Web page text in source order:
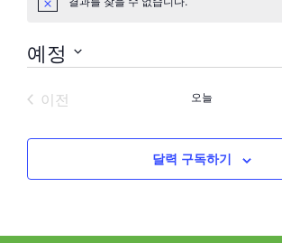
공
예정
를
택
이전
오늘
달력 구독하기